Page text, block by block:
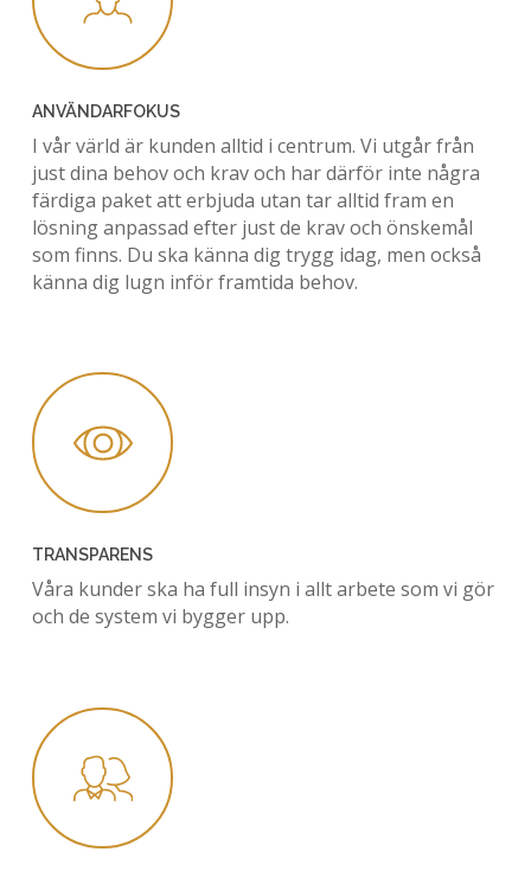
ANVÄNDARFOKUS
I vår värld är kunden alltid i centrum. Vi utgår från
just dina behov och krav och har därför inte några
färdiga paket att erbjuda utan tar alltid fram en
lösning anpassad efter just de krav och önskemål
som finns. Du ska känna dig trygg idag, men också
känna dig lugn inför framtida behov.
TRANSPARENS
Våra kunder ska ha full insyn i allt arbete som vi gör
och de system vi bygger upp.